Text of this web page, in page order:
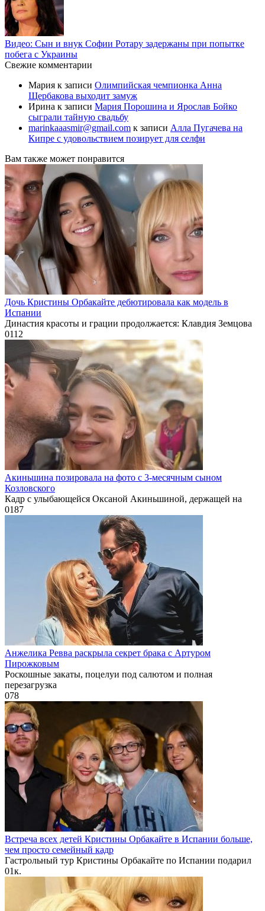
Видео: Сын и внук Софии Ротару задержаны при попытке
побега с Украины
Свежие комментарии
Мария к записи Олимпийская чемпионка Анна
Щербакова выходит замуж
Ирина к записи Мария Порошина и Ярослав Бойко
сыграли тайную свадьбу
marinkaaasmir@gmail.com к записи Алла Пугачева на
Кипре с удовольствием позирует для селфи
Вам также может понравится
Дочь Кристины Орбакайте дебютировала как модель в
Испании
Династия красоты и грации продолжается: Клавдия Земцова
0112
Акиньшина позировала на фото с 3-месячным сыном
Козловского
Кадр с улыбающейся Оксаной Акиньшиной, держащей на
0187
Анжелика Ревва раскрыла секрет брака с Артуром
Пирожковым
Роскошные закаты, поцелуи под салютом и полная
перезагрузка
078
Встреча всех детей Кристины Орбакайте в Испании больше,
чем просто семейный кадр
Гастрольный тур Кристины Орбакайте по Испании подарил
01к.